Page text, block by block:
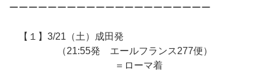
ーーーーーーーーーーーーーーーーーーーーー
【１】3/21（土）成田発
（21:55発 エールフランス277便）
＝ローマ着